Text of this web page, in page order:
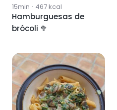
15min · 467kcal
Hamburguesas de
brócoli 🥦